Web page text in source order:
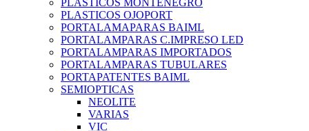
PLASTICOS MONTENEGRO
PLASTICOS OJOPORT
PORTALAMAPARAS BAIML
PORTALAMPARAS C.IMPRESO LED
PORTALAMPARAS IMPORTADOS
PORTALAMPARAS TUBULARES
PORTAPATENTES BAIML
SEMIOPTICAS
NEOLITE
VARIAS
VIC